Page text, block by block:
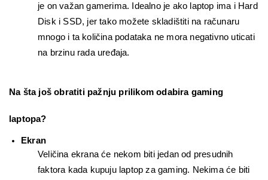
je on važan gamerima. Idealno je ako laptop ima i Hard
Disk i SSD, jer tako možete skladištiti na računaru
mnogo i ta količina podataka ne mora negativno uticati
na brzinu rada uređaja.
Na šta još obratiti pažnju prilikom odabira gaming
laptopa?
Ekran
Veličina ekrana će nekom biti jedan od presudnih
faktora kada kupuju laptop za gaming. Nekima će biti